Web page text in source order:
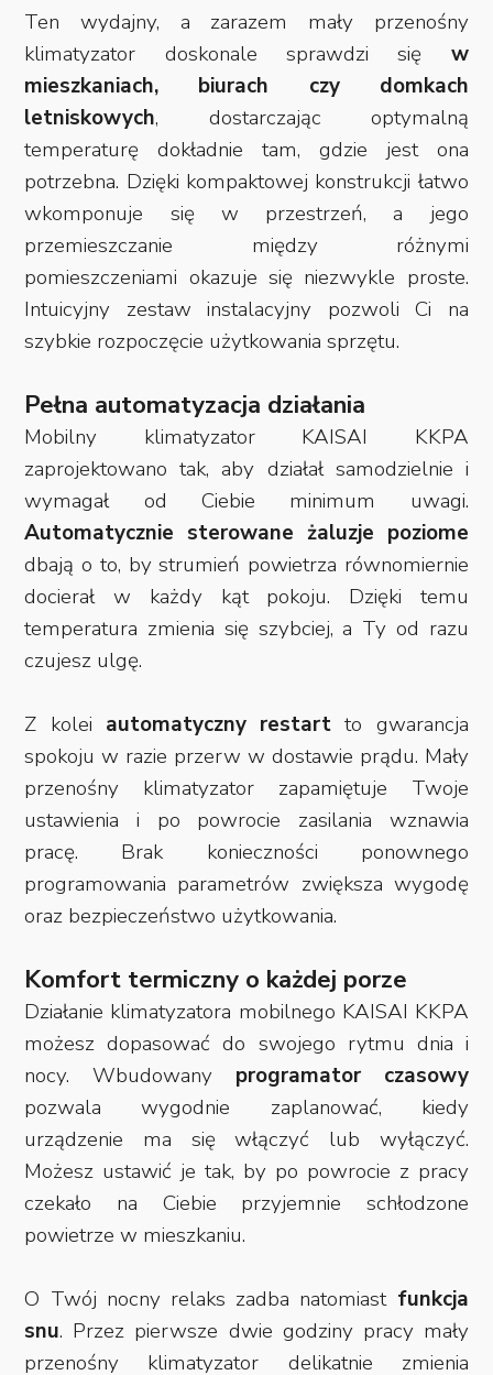
Ten wydajny, a zarazem mały przenośny
klimatyzator doskonale sprawdzi się w
mieszkaniach, biurach czy domkach
letniskowych, dostarczając optymalną
temperaturę dokładnie tam, gdzie jest ona
potrzebna. Dzięki kompaktowej konstrukcji łatwo
wkomponuje się w przestrzeń, a jego
przemieszczanie między różnymi
pomieszczeniami okazuje się niezwykle proste.
Intuicyjny zestaw instalacyjny pozwoli Ci na
szybkie rozpoczęcie użytkowania sprzętu.
Pełna automatyzacja działania
Mobilny klimatyzator KAISAI KKPA
zaprojektowano tak, aby działał samodzielnie i
wymagał od Ciebie minimum uwagi.
Automatycznie sterowane żaluzje poziome
dbają o to, by strumień powietrza równomiernie
docierał w każdy kąt pokoju. Dzięki temu
temperatura zmienia się szybciej, a Ty od razu
czujesz ulgę.
Z kolei automatyczny restart to gwarancja
spokoju w razie przerw w dostawie prądu. Mały
przenośny klimatyzator zapamiętuje Twoje
ustawienia i po powrocie zasilania wznawia
pracę. Brak konieczności ponownego
programowania parametrów zwiększa wygodę
oraz bezpieczeństwo użytkowania.
Komfort termiczny o każdej porze
Działanie klimatyzatora mobilnego KAISAI KKPA
możesz dopasować do swojego rytmu dnia i
nocy. Wbudowany programator czasowy
pozwala wygodnie zaplanować, kiedy
urządzenie ma się włączyć lub wyłączyć.
Możesz ustawić je tak, by po powrocie z pracy
czekało na Ciebie przyjemnie schłodzone
powietrze w mieszkaniu.
O Twój nocny relaks zadba natomiast funkcja
snu. Przez pierwsze dwie godziny pracy mały
przenośny klimatyzator delikatnie zmienia